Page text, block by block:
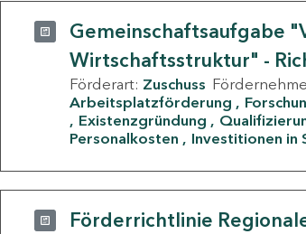
Gemeinschaftsaufgabe
Wirtschaftsstruktur" -
Förderart: Zuschuss
Arbeitsplatzförderung
Existenzgründung
Personalkosten
Investitionen in
Förderrichtlinie